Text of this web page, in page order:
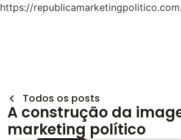
https://
Todos os posts
A construção da
marketing político